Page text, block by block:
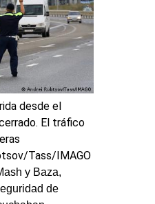
desde el
El tráfico
Tass/IMAGO
y Baza,
de